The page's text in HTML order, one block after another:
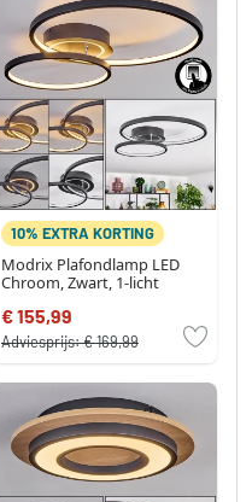
10% EXTRA KORTING
Modrix Plafondlamp LED
Chroom, Zwart, 1-licht
€ 155,99
Adviesprijs:€ 169,99